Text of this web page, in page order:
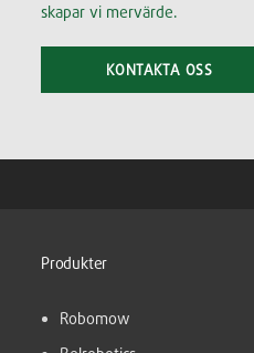
skapar vi mervärde.
KONTAKTA OSS
Produkter
Robomow